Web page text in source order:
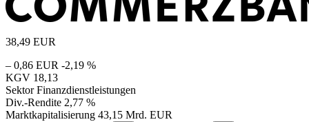
38,49 EUR
– 0,86 EUR -2,19 %
KGV 18,13
Sektor Finanzdienstleistungen
Div.-Rendite 2,77 %
Marktkapitalisierung 43,15 Mrd. EUR